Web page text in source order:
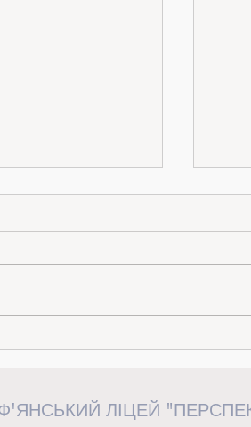
керівниця загону
ЛІЦЕЙ